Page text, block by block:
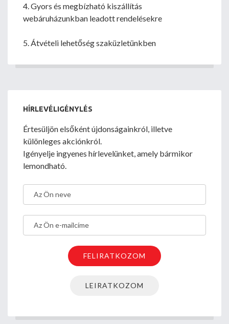
4. Gyors és megbízható kiszállítás
webáruházunkban leadott rendelésekre
5. Átvételi lehetőség szaküzletünkben
HÍRLEVÉLIGÉNYLÉS
Értesüljön elsőként újdonságainkról, illetve
különleges akciónkról.
Igényelje ingyenes hírlevelünket, amely bármikor
lemondható.